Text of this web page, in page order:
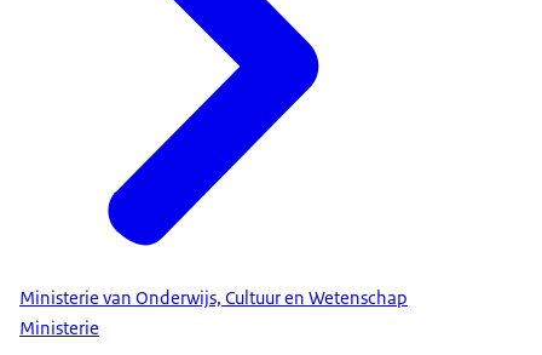
Ministerie van Onderwijs, Cultuur en Wetenschap
Ministerie